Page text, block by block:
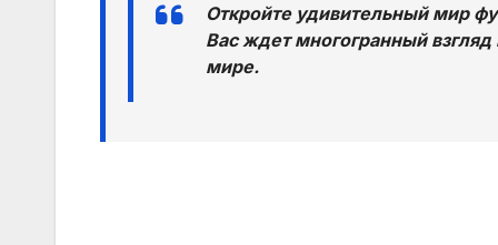
Откройте удивительный мир
Вас ждет многогранный
мире.